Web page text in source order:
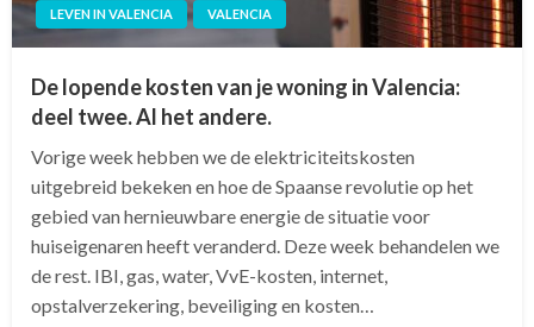
LEVEN IN VALENCIA VALENCIA
De lopende kosten van je woning in Valencia:
deel twee. Al het andere.
Vorige week hebben we de elektriciteitskosten
uitgebreid bekeken en hoe de Spaanse revolutie op het
gebied van hernieuwbare energie de situatie voor
huiseigenaren heeft veranderd. Deze week behandelen we
de rest. IBI, gas, water, VvE-kosten, internet,
opstalverzekering, beveiliging en kosten…